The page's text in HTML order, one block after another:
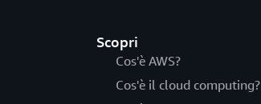
Scopri
Cos'è AWS?
Cos'è il cloud computing?